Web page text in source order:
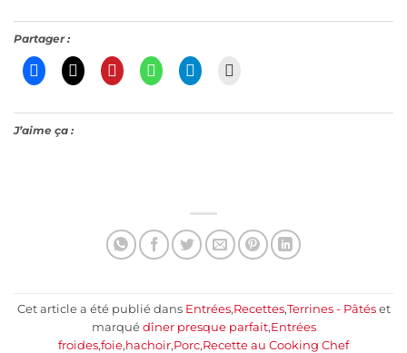
Partager :
J’aime ça :
Cet article a été publié dans Entrées,Recettes,Terrines - Pâtéset
marqué dîner presque parfait,Entrées
froides,foie,hachoir,Porc,Recette au Cooking Chef